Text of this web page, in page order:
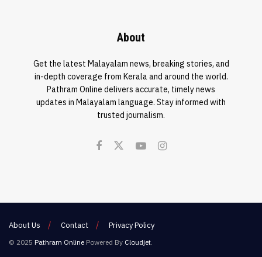
About
Get the latest Malayalam news, breaking stories, and
in-depth coverage from Kerala and around the world.
Pathram Online delivers accurate, timely news
updates in Malayalam language. Stay informed with
trusted journalism.
About Us Contact Privacy Policy
© 2025 Pathram Online Powered By Cloudjet